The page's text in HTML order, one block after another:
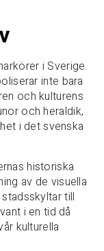
i Sverige.
inte bara
och kulturens
och heraldik,
i det svenska
historiska
av de visuella
till
i en tid då
kulturella